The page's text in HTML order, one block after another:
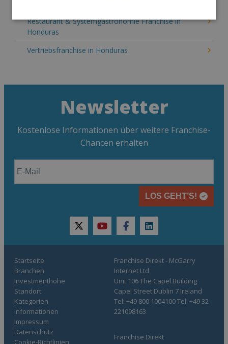
Restaurant & Systemgastronomie Franchise in
Honduras
Vertriebsfranchise in Honduras
Newsletter
Kostenlose Informationen über weitere Franchise-
Chancen erhalten
LOS GEHT’S!
twitteryoutubefacebooklinkedin
Startseite
Branchen
Investmenthöhe
Standort
Kategorien
Informationen
Franchise Direkt
Impressum
Datenschutz
Cookie-Richtlinien
Franchise Direkt - McGarry
Internet Ltd
Unit 106 The Capel Building
Capel Street Dublin 7 Ireland
Tel: +49 800 1004100 Tel: +49 32
221098163